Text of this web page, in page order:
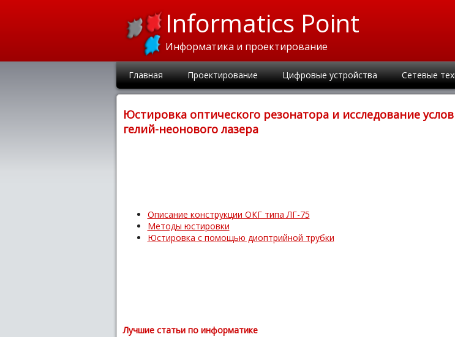
Informatics Point
Информатика и проектирование
Главная Проектирование Цифровые устройства Сетевые
Юстировка оптического резонатора и исследование
гелий-неонового лазера
Описание конструкции ОКГ типа ЛГ-75
Методы юстировки
Юстировка с помощью диоптрийной трубки
Лучшие статьи по информатике